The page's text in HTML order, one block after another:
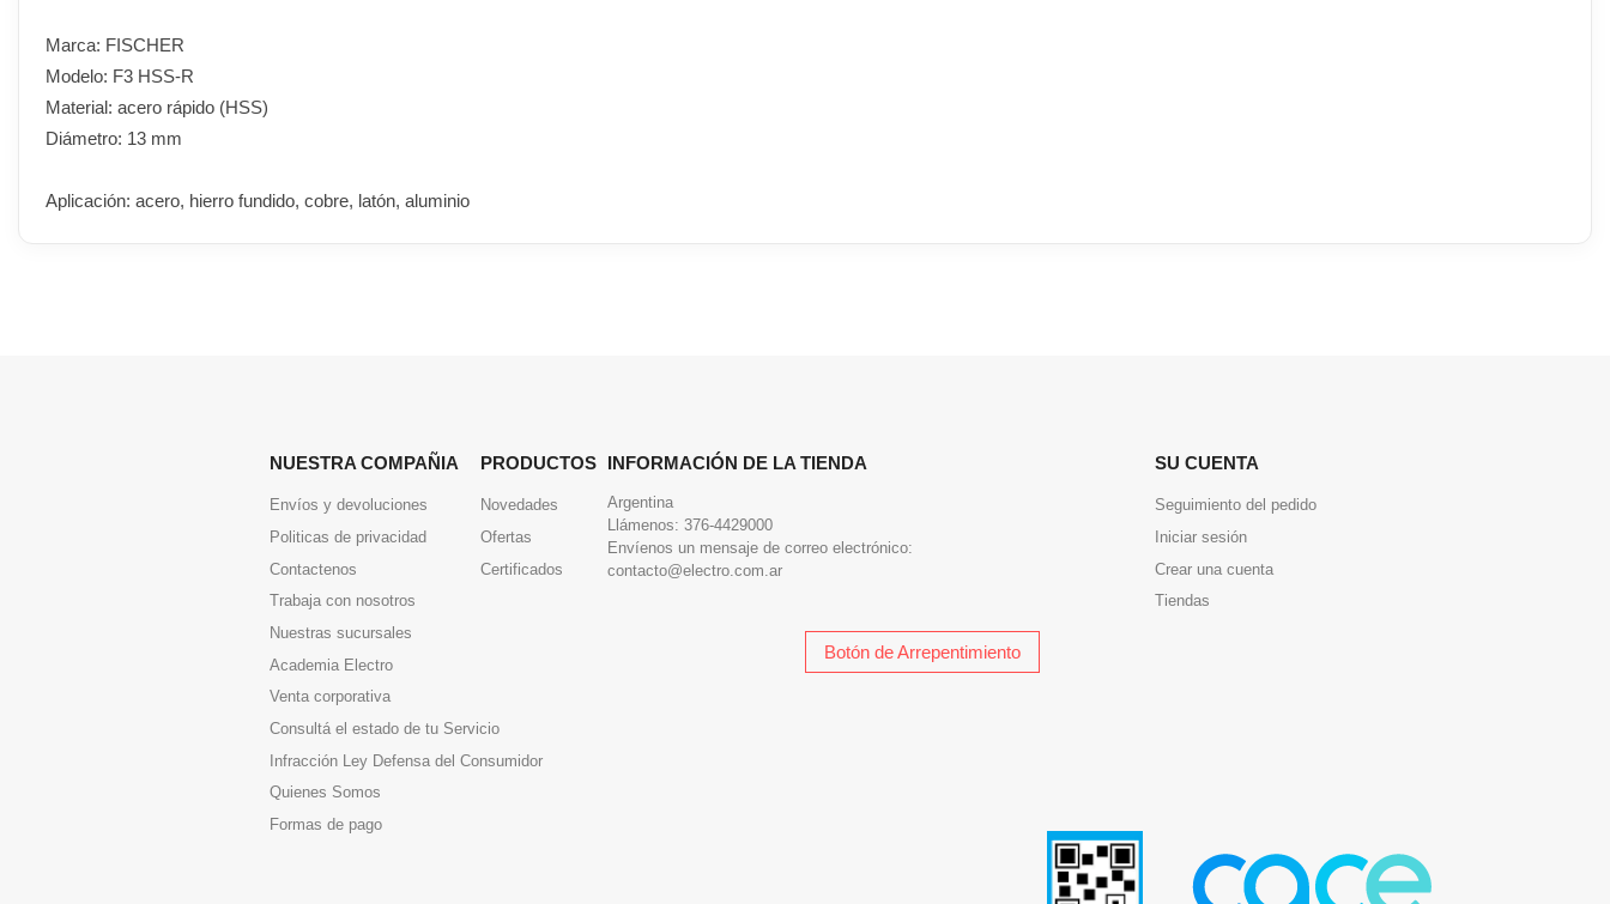
Marca: FISCHER
Modelo: F3 HSS-R
Material: acero rápido (HSS)
Diámetro: 13 mm
Aplicación: acero, hierro fundido, cobre, latón, aluminio
NUESTRA COMPAÑIA
Envíos y devoluciones
Politicas de privacidad
Contactenos
Trabaja con nosotros
Nuestras sucursales
Academia Electro
Venta corporativa
Consultá el estado de tu Servicio
Infracción Ley Defensa del Consumidor
Quienes Somos
Formas de pago
PRODUCTOS
Novedades
Ofertas
Certificados
INFORMACIÓN DE LA TIENDA
Argentina
Llámenos: 376-4429000
Envíenos un mensaje de correo electrónico:
contacto@electro.com.ar
SU CUENTA
Seguimiento del pedido
Iniciar sesión
Crear una cuenta
Tiendas
Botón de Arrepentimiento